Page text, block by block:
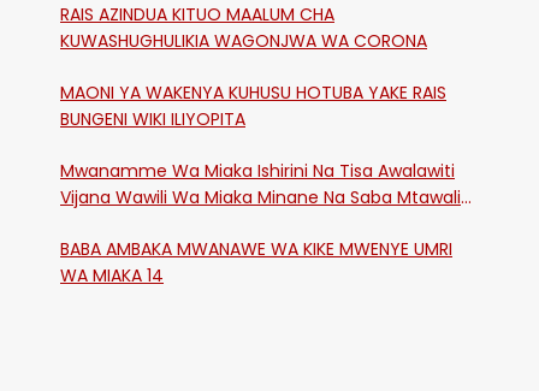
RAIS AZINDUA KITUO MAALUM CHA
KUWASHUGHULIKIA WAGONJWA WA CORONA
MAONI YA WAKENYA KUHUSU HOTUBA YAKE RAIS
BUNGENI WIKI ILIYOPITA
Mwanamme Wa Miaka Ishirini Na Tisa Awalawiti
Vijana Wawili Wa Miaka Minane Na Saba Mtawalia
BABA AMBAKA MWANAWE WA KIKE MWENYE UMRI
WA MIAKA 14